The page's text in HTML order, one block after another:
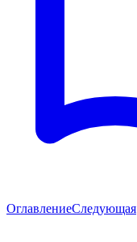
ОглавлениеСледующая